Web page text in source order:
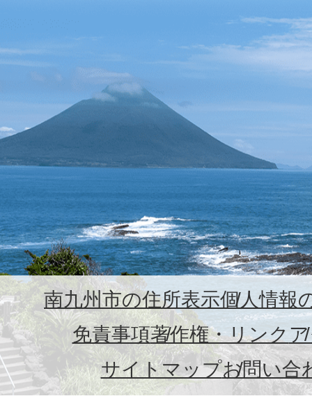
南九州市の住所表示個人情報
免責事項著作権・リンク
サイトマップお問い合